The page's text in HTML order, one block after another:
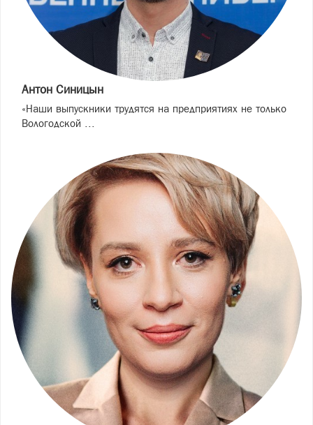
Антон Синицын
«Наши выпускники трудятся на предприятиях не только
Вологодской ...